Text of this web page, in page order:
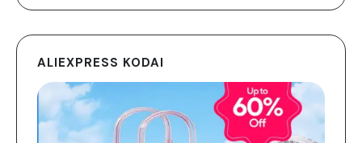
ALIEXPRESS KODAI